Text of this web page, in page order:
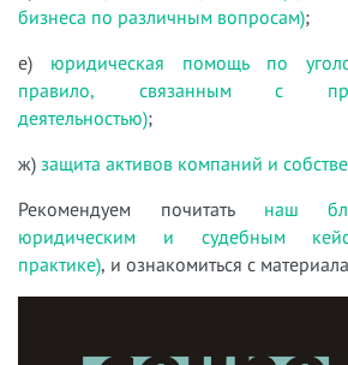
бизнеса по различным вопросам);
е) юридическая помощь по
правило, связанным с
деятельностью);
ж) защита активов компаний и
Рекомендуем почитать наш
юридическим и судебным
практике), и ознакомиться с